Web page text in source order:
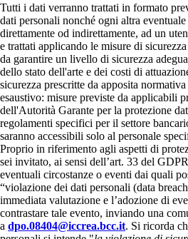
Tutti i dati verranno trattati in formato
dati personali nonché ogni altra
direttamente od indirettamente, ad un
e trattati applicando le misure di
da garantire un livello di sicurezza
dello stato dell'arte e dei costi di
sicurezza prescritte da apposita
esaustivo: misure previste da applicabili
dell'Autorità Garante per la protezione
regolamenti specifici per il settore
saranno accessibili solo al personale
Proprio in riferimento agli aspetti di
sei invitato, ai sensi dell’art. 33 del
eventuali circostanze o eventi dai quali
“violazione dei dati personali (data
immediata valutazione e l’adozione di
contrastare tale evento, inviando una
a dpo.08404@iccrea.bcc.it. Si ricorda